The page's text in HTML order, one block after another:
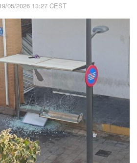
05/2026 13:27 CEST